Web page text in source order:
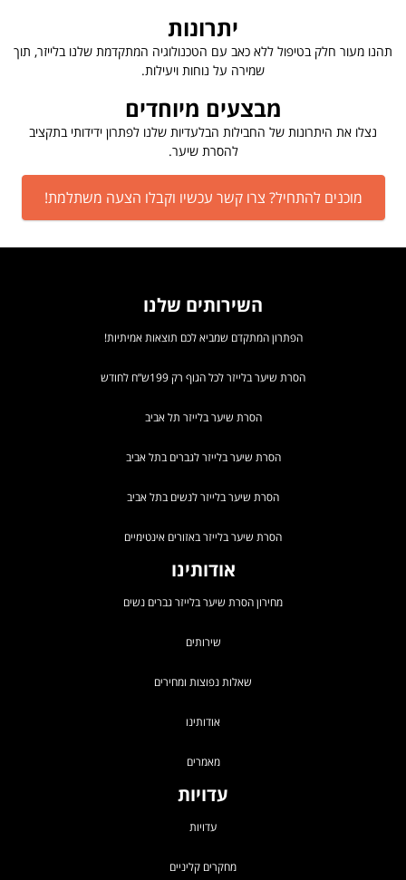
יתרונות
תהנו מעור חלק בטיפול ללא כאב עם הטכנולוגיה המתקדמת שלנו בלייזר, תוך
שמירה על נוחות ויעילות.
מבצעים מיוחדים
נצלו את היתרונות של החבילות הבלעדיות שלנו לפתרון ידידותי בתקציב
להסרת שיער.
מוכנים להתחיל? צרו קשר עכשיו וקבלו הצעה משתלמת!
השירותים שלנו
הפתרון המתקדם שמביא לכם תוצאות אמיתיות!
הסרת שיער בלייזר לכל הגוף רק 199ש”ח לחודש
הסרת שיער בלייזר תל אביב
הסרת שיער בלייזר לגברים בתל אביב
הסרת שיער בלייזר לנשים בתל אביב
הסרת שיער בלייזר באזורים אינטימיים
אודותינו
מחירון הסרת שיער בלייזר גברים נשים
שירותים
שאלות נפוצות ומחירים
אודותינו
מאמרים
עדויות
עדויות
מחקרים קליניים